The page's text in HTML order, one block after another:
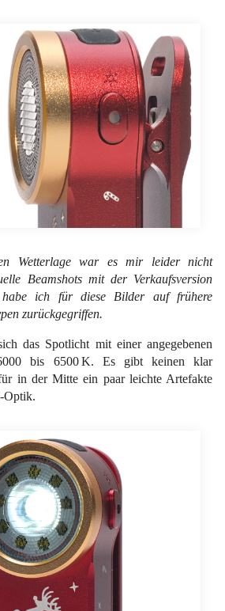
Wetterlage war es mir leider nicht
Beamshots mit der Verkaufsversion
habe ich für diese Bilder auf frühere
zurückgegriffen.
das Spotlicht mit einer angegebenen
bis 6500 K. Es gibt keinen klar
in der Mitte ein paar leichte Artefakte
Optik.